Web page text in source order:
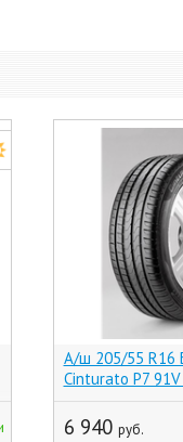
А/ш 205/55 R16
Cinturato P7 91V
6 940 руб.